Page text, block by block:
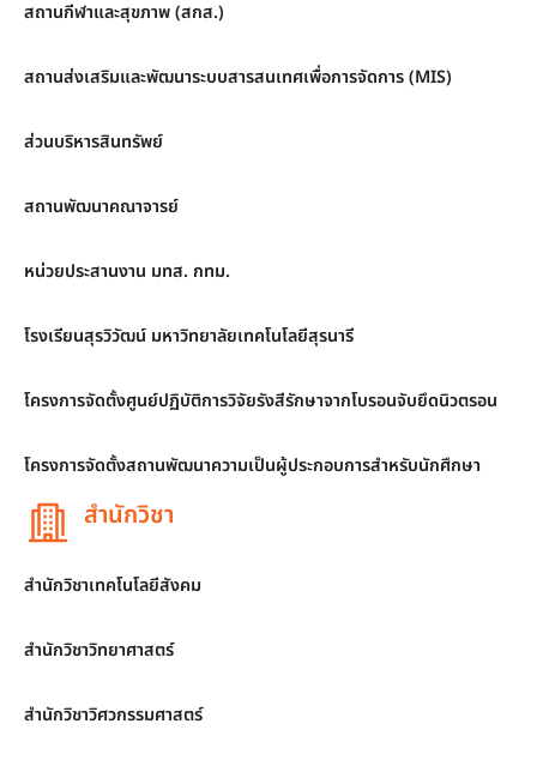
สถานกีฬาและสุขภาพ (สกส.)
สถานส่งเสริมและพัฒนาระบบสารสนเทศเพื่อการจัดการ (MIS)
ส่วนบริหารสินทรัพย์
สถานพัฒนาคณาจารย์
หน่วยประสานงาน มทส. กทม.
โรงเรียนสุรวิวัฒน์ มหาวิทยาลัยเทคโนโลยีสุรนารี
โครงการจัดตั้งศูนย์ปฏิบัติการวิจัยรังสีรักษาจากโบรอนจับยึดนิวตรอน
โครงการจัดตั้งสถานพัฒนาความเป็นผู้ประกอบการสำหรับนักศึกษา
สำนักวิชา
สำนักวิชาเทคโนโลยีสังคม
สำนักวิชาวิทยาศาสตร์
สำนักวิชาวิศวกรรมศาสตร์